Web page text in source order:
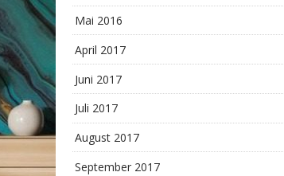
Mai 2016
April 2017
Juni 2017
Juli 2017
August 2017
September 2017